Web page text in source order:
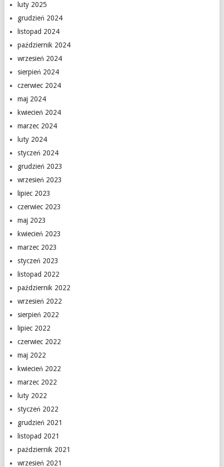
luty 2025
grudzień 2024
listopad 2024
październik 2024
wrzesień 2024
sierpień 2024
czerwiec 2024
maj 2024
kwiecień 2024
marzec 2024
luty 2024
styczeń 2024
grudzień 2023
wrzesień 2023
lipiec 2023
czerwiec 2023
maj 2023
kwiecień 2023
marzec 2023
styczeń 2023
listopad 2022
październik 2022
wrzesień 2022
sierpień 2022
lipiec 2022
czerwiec 2022
maj 2022
kwiecień 2022
marzec 2022
luty 2022
styczeń 2022
grudzień 2021
listopad 2021
październik 2021
wrzesień 2021